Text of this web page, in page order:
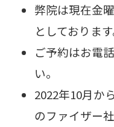
弊院は現在金
としております
ご予約はお電
い。
2022年10月か
のファイザー